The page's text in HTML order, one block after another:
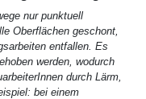
nur punktuell
Oberflächen geschont,
entfallen. Es
werden, wodurch
durch Lärm,
bei einem